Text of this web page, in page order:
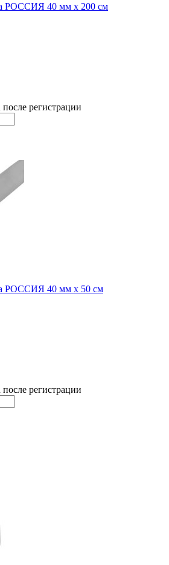
РОССИЯ 40 мм х 200 см
регистрации
РОССИЯ 40 мм х 50 см
регистрации